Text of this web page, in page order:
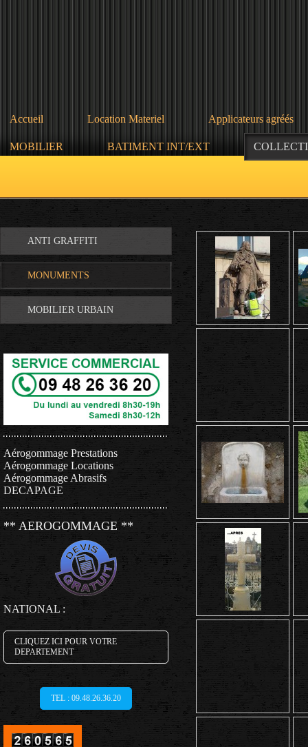
Accueil Location Materiel Applicateurs agréés
MOBILIER BATIMENT INT/EXT
ANTI GRAFFITI
MONUMENTS
MOBILIER URBAIN
Aérogommage Prestations
Aérogommage Locations
Aérogommage Abrasifs
DECAPAGE
** AEROGOMMAGE **
NATIONAL :
CLIQUEZ ICI POUR VOTRE
DEPARTEMENT
TEL : 09.48.26.36.20